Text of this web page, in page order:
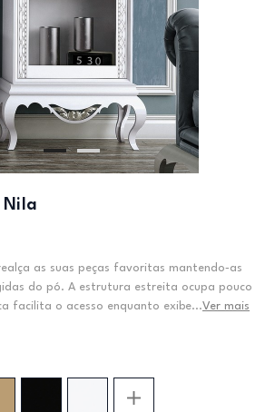
Nila
as suas peças favoritas mantendo‑as
do pó. A estrutura estreita ocupa pouco
facilita o acesso enquanto exibe...Ver mais